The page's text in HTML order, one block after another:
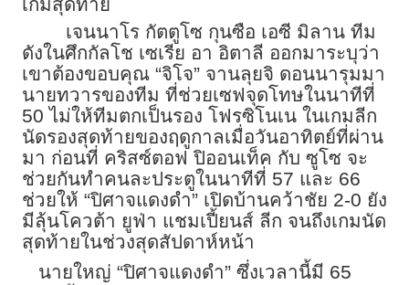
เจนนาโร กัตตูโซ กุนซือ เอซี มิลาน ทีม
ดังในศึกกัลโช เซเรีย อา อิตาลี ออกมาระบุว่า
เขาต้องขอบคุณ “จิโจ” จานลุยจิ ดอนนารุมมา
นายทวารของทีม ที่ช่วยเซฟจุดโทษในนาทีที่
50 ไม่ให้ทีมตกเป็นรอง โฟรซิโนเน ในเกมลีก
นัดรองสุดท้ายของฤดูกาลเมื่อวันอาทิตย์ที่ผ่าน
มา ก่อนที่ คริสซ์ตอฟ ปิออนเท็ค กับ ซูโซ จะ
ช่วยกันทำคนละประตูในนาทีที่ 57 และ 66
ช่วยให้ “ปิศาจแดงดำ” เปิดบ้านคว้าชัย 2-0 ยัง
มีลุ้นโควต้า ยูฟ่า แชมเปี้ยนส์ ลีก จนถึงเกมนัด
สุดท้ายในช่วงสุดสัปดาห์หน้า
นายใหญ่ “ปิศาจแดงดำ” ซึ่งเวลานี้มี 65